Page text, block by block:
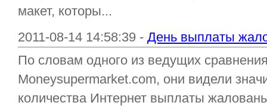
макет, которы...
2011-08-14 14:58:39 - День выплаты
По словам одного из ведущих
Moneysupermarket.com, они видели
количества Интернет выплаты